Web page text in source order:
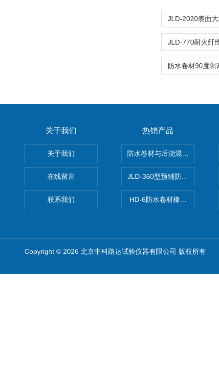
关于我们
关于我们
在线留言
联系我们
热销产品
防水卷材与后浇混凝土剥离强
JLD-360型预铺防水卷材抗冲
HD-6防水卷材橡胶测厚仪
Copyright © 2026 北京中科路达试验仪器有限公司 版权所有